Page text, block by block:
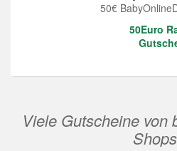
50€
50Euro
Viele Gutscheine von
Shops